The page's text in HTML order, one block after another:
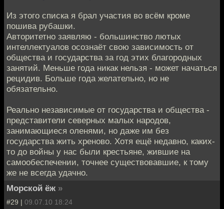
Из этого списка я брал участия во всём кроме
пошива рубашки.
Авторитетно заявляю - большинство лютых
интеллектуалов осознаёт свою зависимость от
общества и государства за год этих благородных
занятий. Меньше года никак нельзя - может начаться
рецидив. Больше года желательно, но не
обязательно.
Реально независимые от государства и общества -
представители северных малых народов,
занимающиеся оленями, но даже им без
государства жить хреново. Хотя ещё недавно, каких-
то до войны у нас были крестьяне, жившие на
самообеспечении, точнее существовавшие, к тому
же не всегда удачно.
Морской ёж »
#29 | 09.07.10 18:24